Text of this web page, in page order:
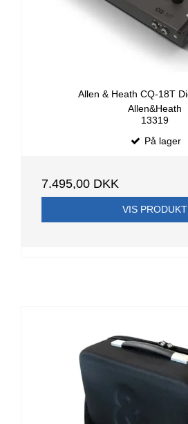
Allen & Heath CQ-18T
Allen&Heath
13319
På lager
7.495,00 DKK
VIS PRODUKT